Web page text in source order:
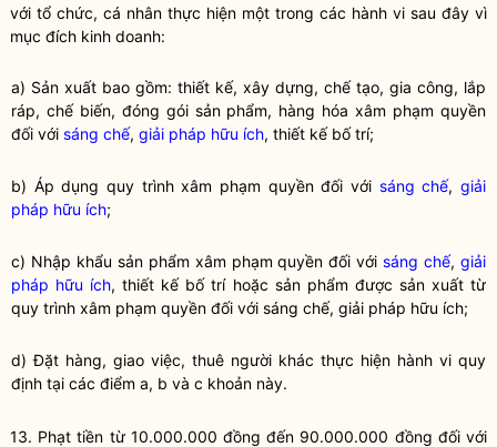
với tổ chức, cá nhân thực hiện một trong các hành vi sau đây vì
mục đích kinh doanh:
a) Sản xuất bao gồm: thiết kế, xây dựng, chế tạo, gia công, lắp
ráp, chế biến, đóng gói sản phẩm, hàng hóa xâm phạm quyền
đối với sáng chế, giải pháp hữu ích, thiết kế bố trí;
b) Áp dụng quy trình xâm phạm quyền đối với sáng chế,giải
pháp hữu ích;
c) Nhập khẩu sản phẩm xâm phạm quyền đối vớisáng chế,giải
pháp hữu ích, thiết kế bố trí hoặc sản phẩm được sản xuất từ
quy trình xâm phạm quyền đối với sáng chế, giải pháp hữu ích;
d) Đặt hàng, giao việc, thuê người khác thực hiện hành vi quy
định tại các điểm a, b và c khoản này.
13. Phạt tiền từ 10.000.000 đồng đến 90.000.000 đồng đối với